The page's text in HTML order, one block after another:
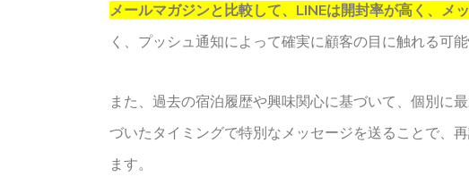
メールマガジンと比較して、LINEは開封率が高く、メ
く、プッシュ通知によって確実に顧客の目に触れる可能
また、過去の宿泊履歴や興味関心に基づいて、個別に
づいたタイミングで特別なメッセージを送ることで、
ます。